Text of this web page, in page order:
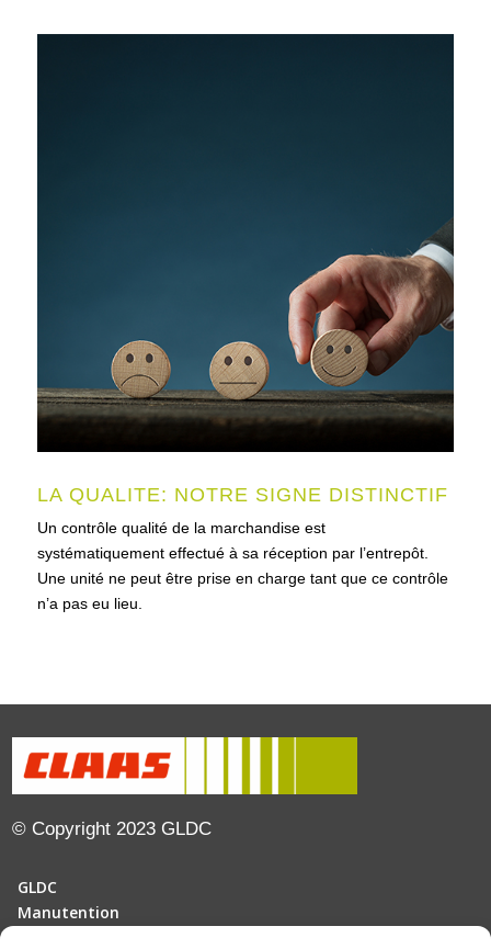
LA QUALITE: NOTRE SIGNE DISTINCTIF
Un contrôle qualité de la marchandise est
systématiquement effectué à sa réception par l’entrepôt.
Une unité ne peut être prise en charge tant que ce contrôle
n’a pas eu lieu.
© Copyright 2023 GLDC
GLDC
Manutention